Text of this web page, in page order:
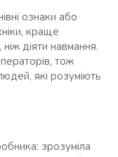
ознаки або
краще
діяти навмання.
тож
які розуміють
зрозуміла